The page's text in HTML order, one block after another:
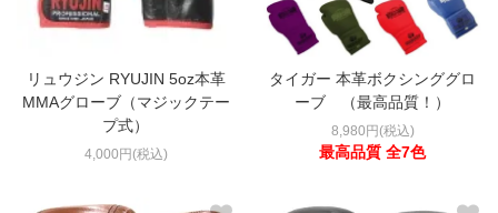
リュウジン RYUJIN 5oz本革
MMAグローブ（マジックテー
プ式）
4,000円(税込)
タイガー 本革ボクシンググロ
ーブ （最高品質！）
8,980円(税込)
最高品質 全7色